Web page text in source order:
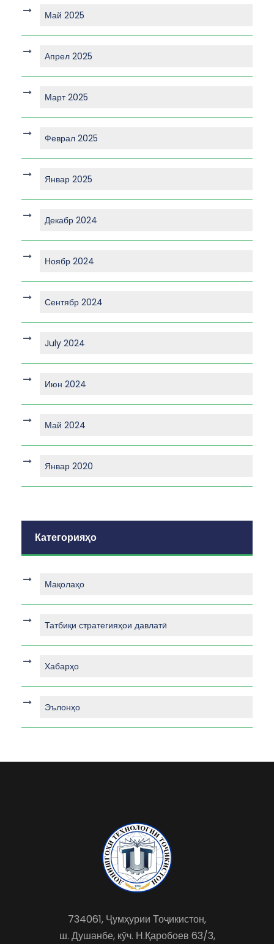
Май 2025
Апрел 2025
Март 2025
Феврал 2025
Январ 2025
Декабр 2024
Ноябр 2024
Сентябр 2024
July 2024
Июн 2024
Май 2024
Январ 2020
Категорияҳо
Мақолаҳо
Татбиқи стратегияҳои давлатӣ
Хабарҳо
Эълонҳо
734061, Ҷумҳурии Тоҷикистон,
ш. Душанбе, кӯч. Н.Қаробоев 63/3,